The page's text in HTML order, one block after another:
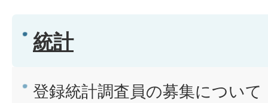
統計
登録統計調査員の募集について